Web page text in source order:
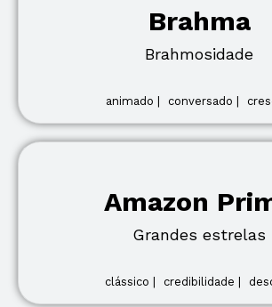
Brahma
Brahmosidade
animado | conversado |
Amazon
Grandes estrelas
clássico | credibilidade |